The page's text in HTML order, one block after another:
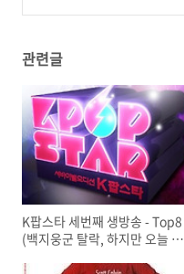
관련글
K팝스타 세번째 생방송 - Top8
(백지웅군 탈락, 하지만 오늘 결